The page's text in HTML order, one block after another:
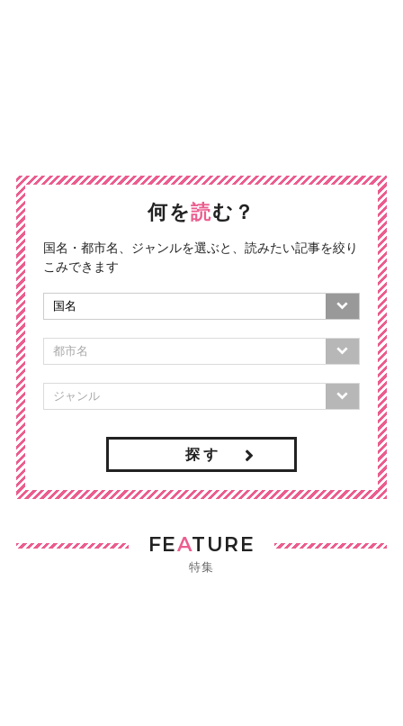
何を読む？
国名・都市名、ジャンルを選ぶと、読みたい記事を絞り
こみできます
探 す
FEATURE
特集